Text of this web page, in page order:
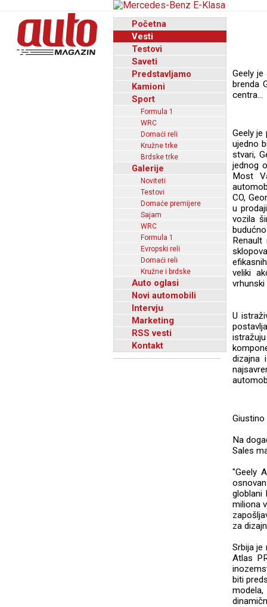
Početna
Vesti
Testovi
Saveti
Predstavljamo
Kamioni
Sport
Formula 1
WRC
Domaći reli
Kružne trke
Brdske trke
Galerije
Noviteti
Testovi
Domaće premijere
Sajam
WRC
Formula 1
Evropski reli
Domaći reli
Kružne i brdske
Auto oglasi
Novi automobili
Intervju
Marketing
RSS vesti
Kontakt
Geely
brenda
centra...
Geely
ujedno
stvari,
jednog
Most
CO,
u
vozila
veliki
U
dizajna
Giustino
Na
Sales
''Geely
globlani
miliona
za
Srbija je
Atlas
biti